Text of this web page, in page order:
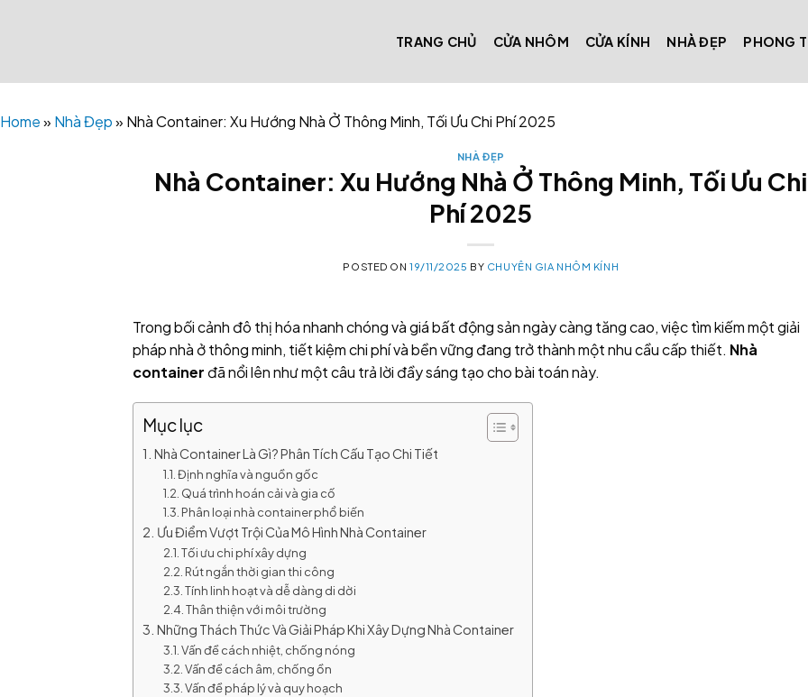
TRANG CHỦ CỬA NHÔM CỬA KÍNH NHÀ ĐẸP PHONG
Home» Nhà Đẹp» Nhà Container: Xu Hướng Nhà Ở Thông Minh, Tối Ưu Chi Phí 2025
NHÀ ĐẸP
Nhà Container: Xu Hướng Nhà Ở Thông Minh, Tối Ưu Chi
Phí 2025
POSTED ON19/11/2025 BY CHUYÊN GIA NHÔM KÍNH
Trong bối cảnh đô thị hóa nhanh chóng và giá bất động sản ngày càng tăng cao, việc tìm kiếm một giải
pháp nhà ở thông minh, tiết kiệm chi phí và bền vững đang trở thành một nhu cầu cấp thiết. Nhà
container đã nổi lên như một câu trả lời đầy sáng tạo cho bài toán này.
Mục lục
Nhà Container Là Gì? Phân Tích Cấu Tạo Chi Tiết
Định nghĩa và nguồn gốc
Quá trình hoán cải và gia cố
Phân loại nhà container phổ biến
Ưu Điểm Vượt Trội Của Mô Hình Nhà Container
Tối ưu chi phí xây dựng
Rút ngắn thời gian thi công
Tính linh hoạt và dễ dàng di dời
Thân thiện với môi trường
Những Thách Thức Và Giải Pháp Khi Xây Dựng Nhà Container
Vấn đề cách nhiệt, chống nóng
Vấn đề cách âm, chống ồn
Vấn đề pháp lý và quy hoạch